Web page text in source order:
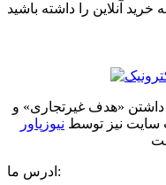
داشتن «هدف غیرتجاری» و
سایت نیز توسط نیوزپاور
ادرس ما: